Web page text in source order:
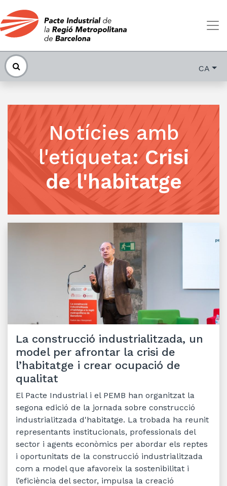
CA
Notícies amb
l'etiqueta: Crisi
de l'habitatge
La construcció industrialitzada, un
model per afrontar la crisi de
l’habitatge i crear ocupació de
qualitat
El Pacte Industrial i el PEMB han organitzat la
segona edició de la jornada sobre construcció
industrialitzada d'habitatge. La trobada ha reunit
representants institucionals, professionals del
sector i agents econòmics per abordar els reptes
i oportunitats de la construcció industrialitzada
com a model que afavoreix la sostenibilitat i
l’eficiència del sector, impulsa la creació